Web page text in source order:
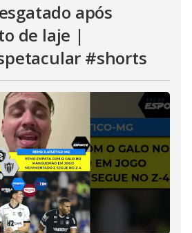
após
de laje |
#shorts